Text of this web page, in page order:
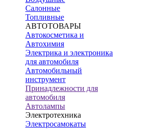
Салонные
Топливные
АВТОТОВАРЫ
Автокосметика и
Автохимия
Электрика и электроника
для автомобиля
Автомобильный
инструмент
Принадлежности для
автомобиля
Автолампы
Электротехника
Электросамокаты